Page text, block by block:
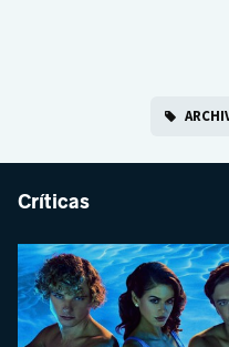
Críticas